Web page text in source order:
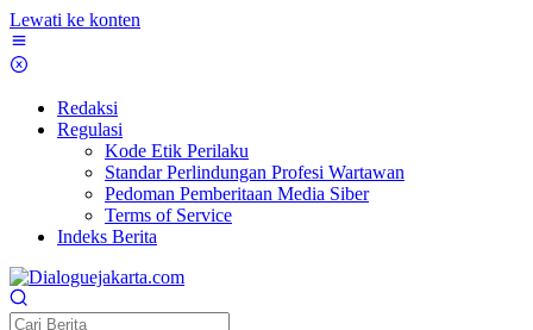
Lewati ke konten
Redaksi
Regulasi
Kode Etik Perilaku
Standar Perlindungan Profesi Wartawan
Pedoman Pemberitaan Media Siber
Terms of Service
Indeks Berita